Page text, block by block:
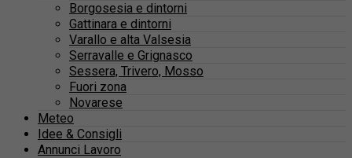
Borgosesia e dintorni
Gattinara e dintorni
Varallo e alta Valsesia
Serravalle e Grignasco
Sessera, Trivero, Mosso
Fuori zona
Novarese
Meteo
Idee & Consigli
Annunci Lavoro